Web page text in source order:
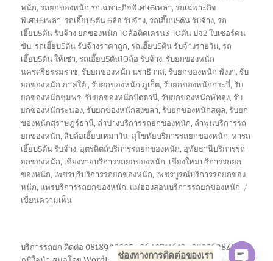
หนัก,รถยกของหนัก รถเฉพาะกิจพิเศษ6เพลา,รถเฉพาะกิจ
พิเศษ6เพลา,รถเฮี๊ยบ5ตัน 6ล้อ รับจ้าง,รถเฮี๊ยบ5ตัน รับจ้าง,รถ
เฮี๊ยบ5ตัน รับจ้าง ยกของหนัก 10ล้อติดเครน3-10ตัน ปจ2 ใบเซอร์คน
ขับ,รถเฮี๊ยบ5ตัน รับจ้างราคาถูก,รถเฮี๊ยบ5ตัน รับจ้างรายวัน,รถ
เฮี๊ยบ5ตัน ให้เช่า,รถเฮี๊ยบ5ตัน10ล้อ รับจ้าง,รับยกของหนัก
นครศรีธรรมราช,รับยกของหนัก นราธิวาส,รับยกของหนัก พังงา,รับ
ยกของหนัก ภาคใต้:,รับยกของหนัก ภูเก็ต,รับยกของหนักกระบี่,รับ
ยกของหนักชุมพร,รับยกของหนักปัตตานี,รับยกของหนักพัทลุง,รับ
ยกของหนักระนอง,รับยกของหนักสงขลา,รับยกของหนักสตูล,รับยก
ของหนักสุราษฎร์ธานี, ลำปางบริการรถยกของหนัก, ลำพูนบริการรถ
ยกของหนัก, สิบล้อเฮี๊ยบเหมาวัน, สุโขทัยบริการรถยกของหนัก,หารถ
เฮี๊ยบ5ตัน รับจ้าง, อุตรดิตถ์บริการรถยกของหนัก, อุทัยธานีบริการรถ
ยกของหนัก, เชียงรายบริการรถยกของหนัก, เชียงใหม่บริการรถยก
ของหนัก, เพชรบุรีบริการรถยกของหนัก, เพชรบูรณ์บริการรถยกของ
หนัก, แพร่บริการรถยกของหนัก, แม่ฮ่องสอนบริการรถยกของหนัก
เขียนความเห็นบน
ยก
บริการรถยก ติดต่อ 0818900005 , 0640711613 , 0800628488
ช่องทางการติดต่อของเรา